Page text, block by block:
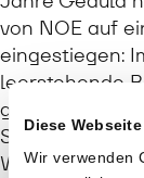
Diese
Wir verwenden
von NOE auf
eingestiegen:
leerstehende
geschmückt
Souvenirläden
Wochenenden